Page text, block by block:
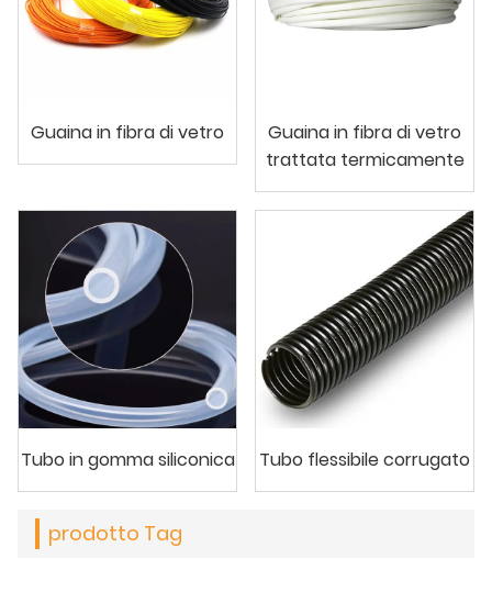
Guaina in fibra di vetro
Guaina in fibra di vetro
trattata termicamente
Tubo in gomma siliconica Tubo flessibile corrugato
prodotto Tag